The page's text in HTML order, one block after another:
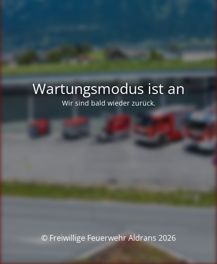
Wartungsmodus ist an
Wir sind bald wieder zurück.
© Freiwillige Feuerwehr Aldrans 2026